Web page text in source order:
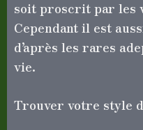
soit proscrit par les
Cependant il est
d’après les rares
vie.
Trouver votre style